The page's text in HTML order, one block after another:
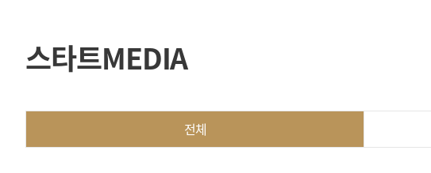
스타트MEDIA
전체